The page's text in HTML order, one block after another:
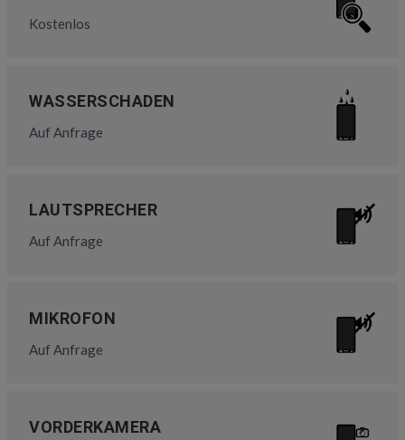
Kostenlos
WASSERSCHADEN
Auf Anfrage
LAUTSPRECHER
Auf Anfrage
MIKROFON
Auf Anfrage
VORDERKAMERA